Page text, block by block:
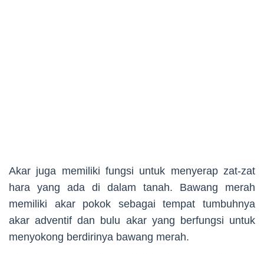
Akar juga memiliki fungsi untuk menyerap zat-zat
hara yang ada di dalam tanah. Bawang merah
memiliki akar pokok sebagai tempat tumbuhnya
akar adventif dan bulu akar yang berfungsi untuk
menyokong berdirinya bawang merah.